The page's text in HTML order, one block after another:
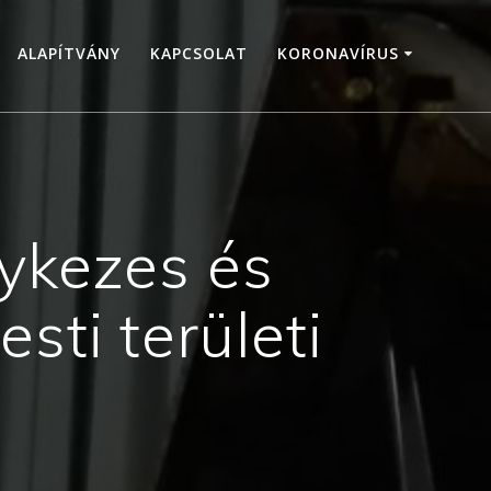
ALAPÍTVÁNY KAPCSOLAT KORONAVÍRUS
és
területi